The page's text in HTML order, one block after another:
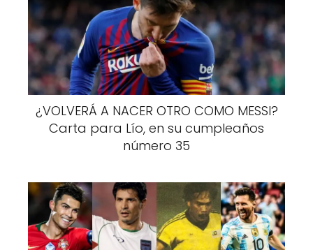
¿VOLVERÁ A NACER OTRO COMO MESSI?
Carta para Lío, en su cumpleaños
número 35